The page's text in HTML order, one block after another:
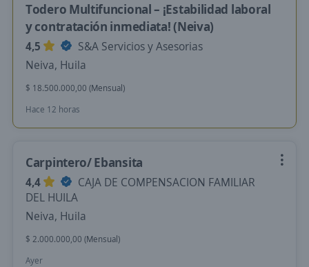
Todero Multifuncional – ¡Estabilidad laboral
y contratación inmediata! (Neiva)
4,5
S&A Servicios y Asesorias
Neiva, Huila
$ 18.500.000,00 (Mensual)
Hace 12 horas
Carpintero/ Ebansita
4,4
CAJA DE COMPENSACION FAMILIAR
DEL HUILA
Neiva, Huila
$ 2.000.000,00 (Mensual)
Ayer